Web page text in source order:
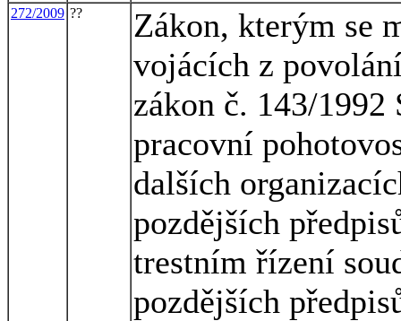
272/2009 ??
Zákon, kterým se
vojácích z
zákon č. 143/1992
pracovní
dalších
pozdějších
trestním řízení
pozdějších